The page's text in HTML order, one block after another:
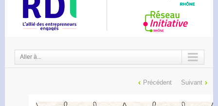
Aller à...
Précédent Suivant